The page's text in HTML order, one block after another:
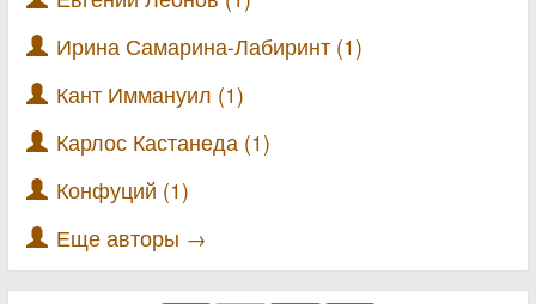
Ирина Самарина-Лабиринт (1)
Кант Иммануил (1)
Карлос Кастанеда (1)
Конфуций (1)
Еще авторы →